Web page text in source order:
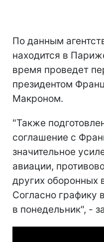
По данным
находится в
время проведет
президентом
Макроном.
"Также
соглашение с
значительное
авиации,
других оборонных
Согласно графику
в понедельник", -